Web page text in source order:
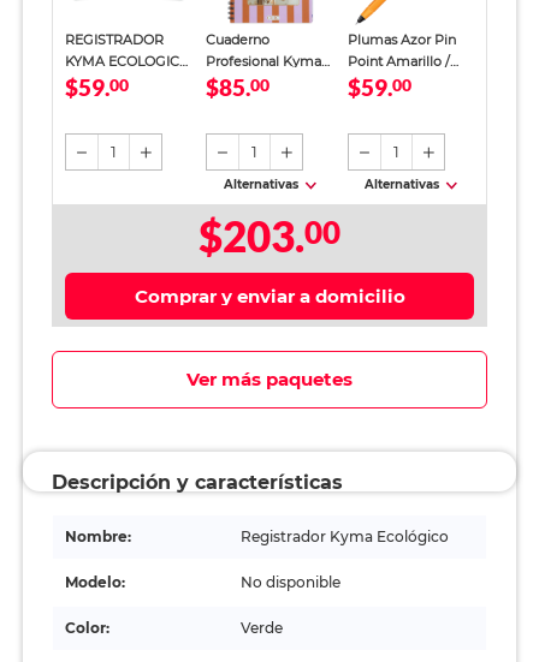
REGISTRADOR
KYMA ECOLOGICO
(VERDE CARTA)
$59.00
1
Cuaderno
Profesional Kyma
Chic Girl Cuadro
$85.00
1
Alternativas
Plumas Azor Pin
Point Amarillo /
Punto fino / Tinta
$59.00
1
Alternativas
$203.00
Comprar y enviar a domicilio
Ver más paquetes
Descripción y características
Nombre: Registrador Kyma Ecológico
Modelo: No disponible
Color: Verde